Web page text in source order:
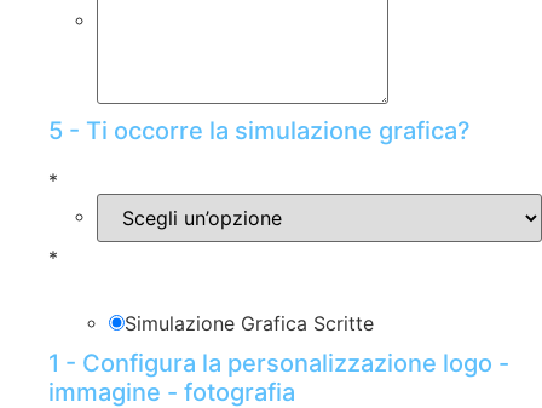
5 - Ti occorre la simulazione grafica?
*
*
Simulazione Grafica Scritte
1 - Configura la personalizzazione logo -
immagine - fotografia